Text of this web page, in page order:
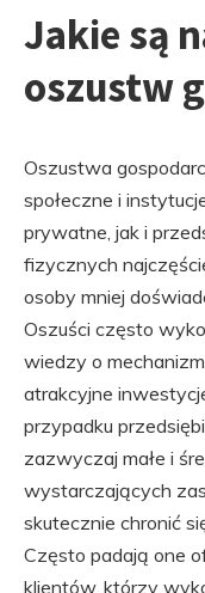
Jakie są
oszustw
Oszustwa
społeczne i
prywatne, jak i
fizycznych
osoby mniej
Oszuści często
wiedzy o
atrakcyjne
przypadku
zazwyczaj małe i
wystarczających
skutecznie chronić
Często padają one
klientów, którzy